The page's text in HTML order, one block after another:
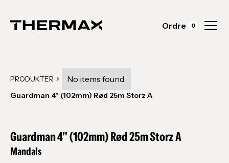
Ordre 0
PRODUKTER No items found.
Guardman 4" (102mm) Rød 25m Storz A
Guardman 4" (102mm) Rød 25m Storz A
Mandals